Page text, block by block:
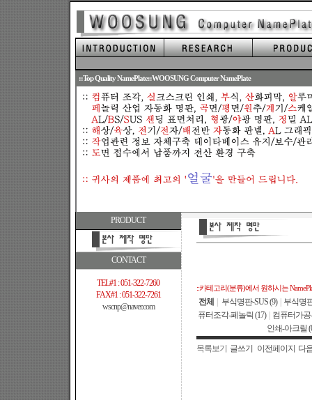
::Top Quality NamePlate::WOOSUNG Computer NamePlate
PRODUCT
CONTACT
TEL#1 : 051-322-7260
FAX#1 : 051-322-7261
wscnp@naver.com
::카테고리(분류)에서 원하시는
전체 부식명판-SUS (9)|
부식명
퓨터조각-페놀릭 (17)|
컴퓨터가공
인쇄-아크릴
목록보기 글쓰기 이전페이지 다